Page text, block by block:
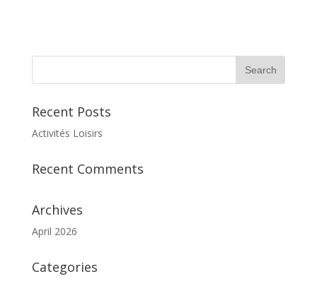
Recent Posts
Activités Loisirs
Recent Comments
Archives
April 2026
Categories